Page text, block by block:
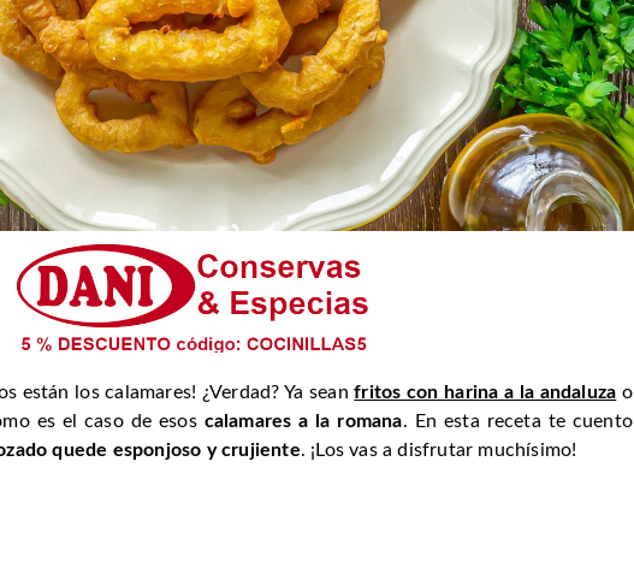
están los calamares! ¿Verdad? Ya seanfritos con harina a la andaluza o
es el caso de esos calamares a la romana. En esta receta te cuento
quede esponjoso y crujiente. ¡Los vas a disfrutar muchísimo!